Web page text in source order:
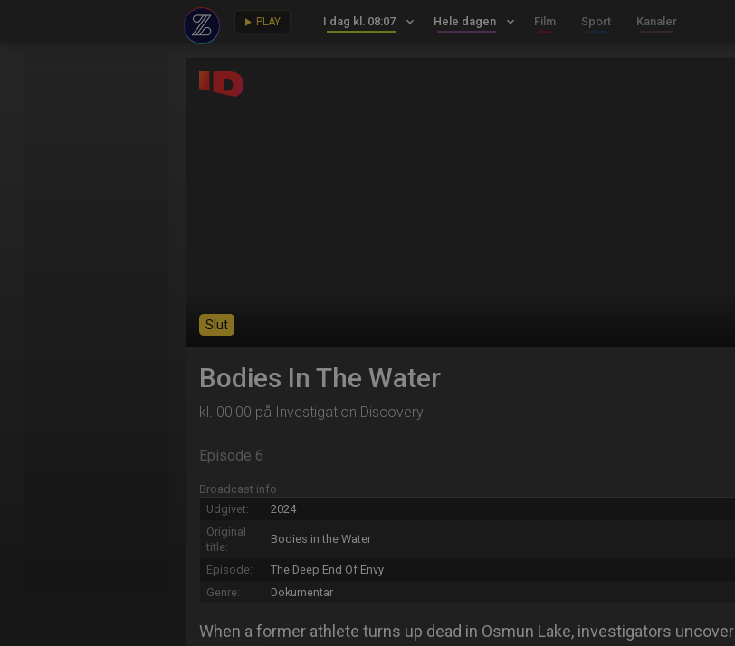
play_arrow PLAY I dag kl. 08:07 keyboard_arrow_down Hele dagen keyboard_arrow_down Film Sport Kanaler
Slut
Bodies In The Water
kl. 00:00 på Investigation Discovery
Episode 6
Broadcast info
Udgivet:
2024
Original
title:
Bodies in the Water
Episode:
The Deep End Of Envy
Genre:
Dokumentar
When a former athlete turns up dead in Osmun Lake, investigators uncover